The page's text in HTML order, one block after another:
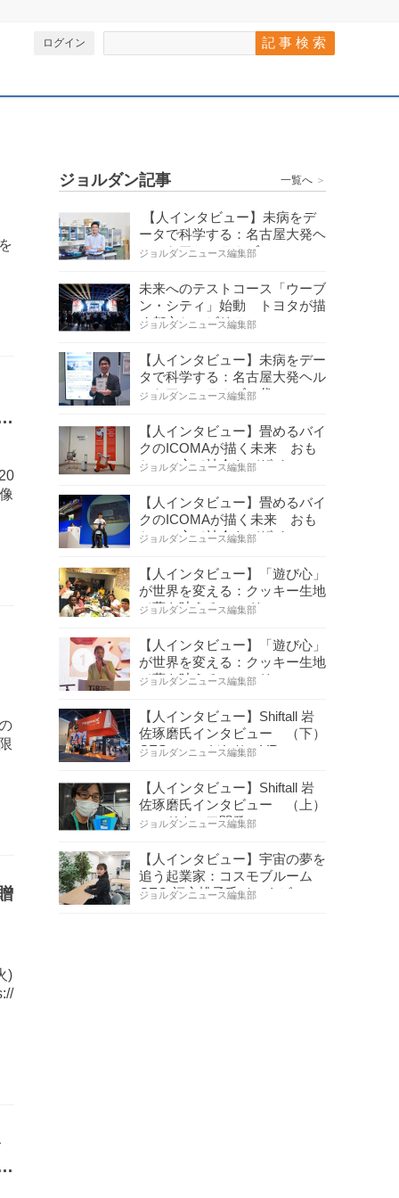
ログイン
)
ジョルダン記事 一覧へ ＞
【人インタビュー】未病をデ
ータで科学する：名古屋大発ヘ
ルスケアシステムズの…
ジョルダンニュース編集部
未来へのテストコース「ウーブ
ン・シティ」始動 トヨタが描
く都市とモビリティの…
ジョルダンニュース編集部
【人インタビュー】未病をデー
タで科学する：名古屋大発ヘル
スケアシステムズの代…
ジョルダンニュース編集部
【人インタビュー】畳めるバイ
クのICOMAが描く未来 おも
ちゃの心で社会をデザイ…
ジョルダンニュース編集部
【人インタビュー】畳めるバイ
クのICOMAが描く未来 おも
ちゃの心で社会をデザイ…
ジョルダンニュース編集部
【人インタビュー】「遊び心」
が世界を変える：クッキー生地
で夢を叶える コロリ…
ジョルダンニュース編集部
【人インタビュー】「遊び心」
が世界を変える：クッキー生地
で夢を叶える コロリ…
ジョルダンニュース編集部
【人インタビュー】Shiftall 岩
佐琢磨氏インタビュー （下）
CESへのこだわり VR…
ジョルダンニュース編集部
【人インタビュー】Shiftall 岩
佐琢磨氏インタビュー （上）
ハードウェア開発へ…
ジョルダンニュース編集部
【人インタビュー】宇宙の夢を
追う起業家：コスモブルーム
CEO 福永桃子氏インタビ…
ジョルダンニュース編集部